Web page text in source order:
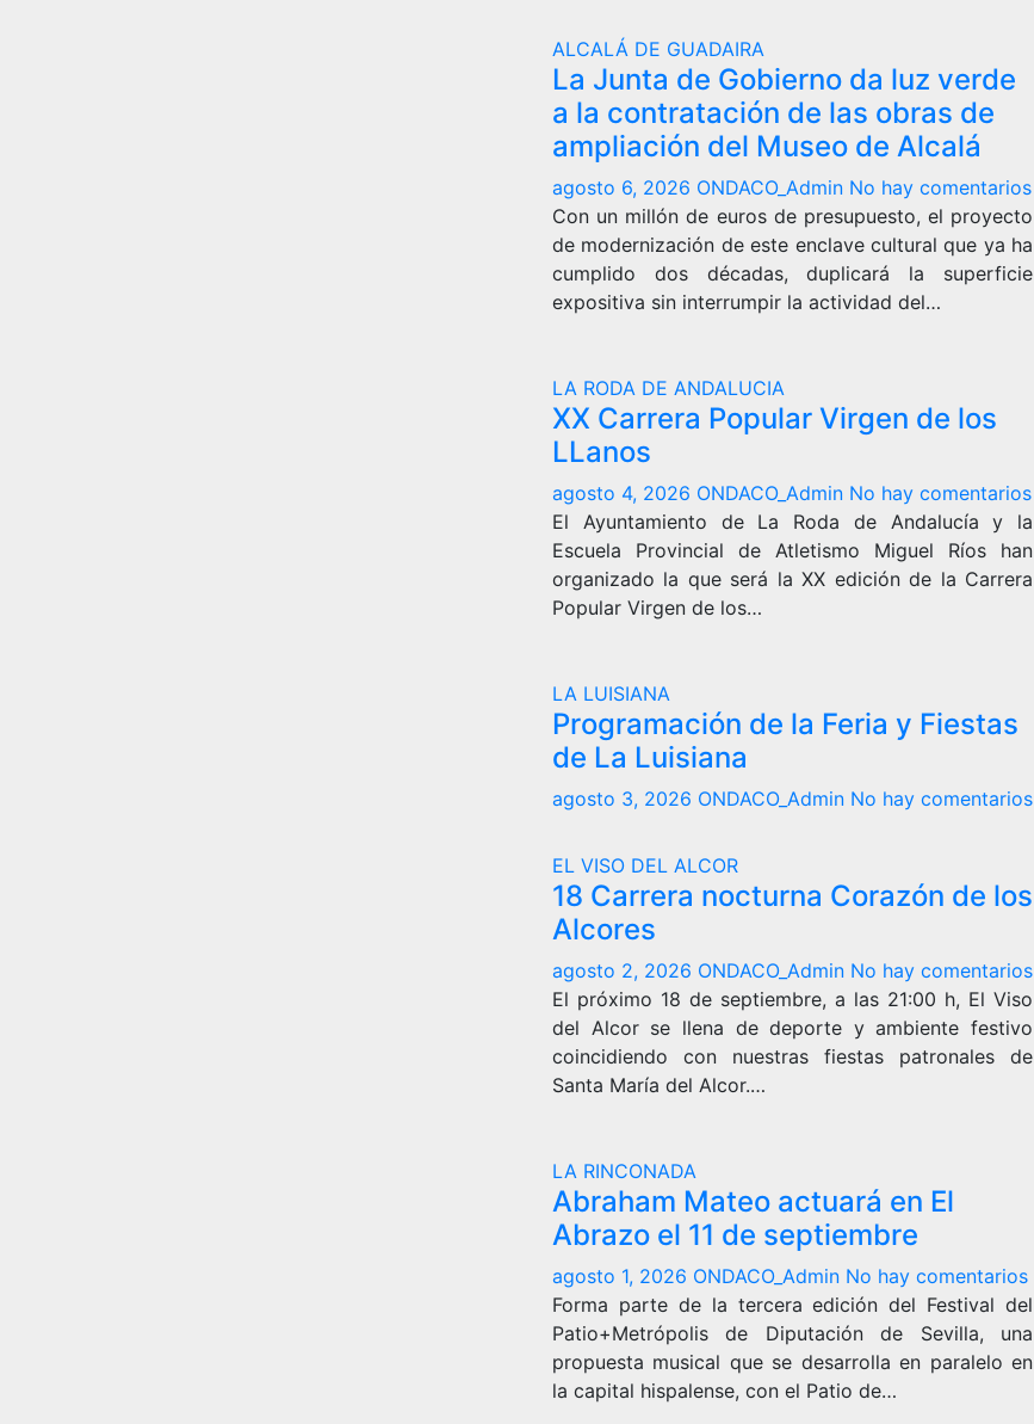
ALCALÁ DE GUADAIRA
La Junta de Gobierno da luz verde
a la contratación de las obras de
ampliación del Museo de Alcalá
agosto 6, 2026 ONDACO_Admin No hay comentarios
Con un millón de euros de presupuesto, el proyecto
de modernización de este enclave cultural que ya ha
cumplido dos décadas, duplicará la superficie
expositiva sin interrumpir la actividad del…
LA RODA DE ANDALUCIA
XX Carrera Popular Virgen de los
LLanos
agosto 4, 2026 ONDACO_Admin No hay comentarios
El Ayuntamiento de La Roda de Andalucía y la
Escuela Provincial de Atletismo Miguel Ríos han
organizado la que será la XX edición de la Carrera
Popular Virgen de los…
LA LUISIANA
Programación de la Feria y Fiestas
de La Luisiana
agosto 3, 2026 ONDACO_Admin No hay comentarios
EL VISO DEL ALCOR
18 Carrera nocturna Corazón de los
Alcores
agosto 2, 2026 ONDACO_Admin No hay comentarios
El próximo 18 de septiembre, a las 21:00 h, El Viso
del Alcor se llena de deporte y ambiente festivo
coincidiendo con nuestras fiestas patronales de
Santa María del Alcor.…
LA RINCONADA
Abraham Mateo actuará en El
Abrazo el 11 de septiembre
agosto 1, 2026 ONDACO_Admin No hay comentarios
Forma parte de la tercera edición del Festival del
Patio+Metrópolis de Diputación de Sevilla, una
propuesta musical que se desarrolla en paralelo en
la capital hispalense, con el Patio de…